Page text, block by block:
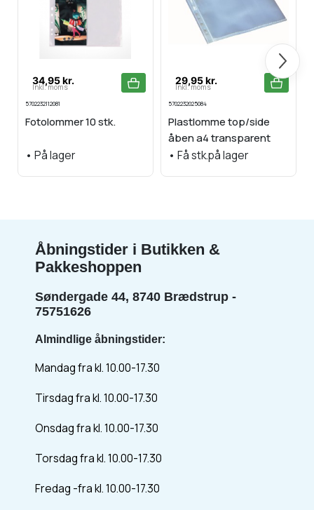
Næste
34,95 kr.
Inkl. moms
5702232112081
Fotolommer 10 stk.
• På lager
29,95 kr.
Inkl. moms
5702232025084
Plastlomme top/side
åben a4 transparent
• Få stk.på lager
Åbningstider i Butikken &
Pakkeshoppen
Søndergade 44, 8740 Brædstrup -
75751626
Almindlige åbningstider:
Mandag fra kl. 10.00-17.30
Tirsdag fra kl. 10.00-17.30
Onsdag fra kl. 10.00-17.30
Torsdag fra kl. 10.00-17.30
Fredag -fra kl. 10.00-17.30